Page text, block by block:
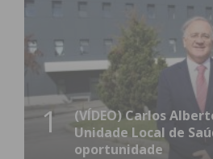
1
(VÍDEO) Carlos
Unidade Local de
oportunidade